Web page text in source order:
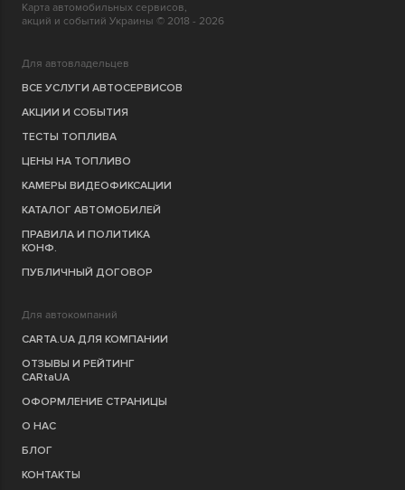
Карта автомобильных сервисов,
акций и событий Украины © 2018 - 2026
Для автовладельцев
ВСЕ УСЛУГИ АВТОСЕРВИСОВ
АКЦИИ И СОБЫТИЯ
ТЕСТЫ ТОПЛИВА
ЦЕНЫ НА ТОПЛИВО
КАМЕРЫ ВИДЕОФИКСАЦИИ
КАТАЛОГ АВТОМОБИЛЕЙ
ПРАВИЛА И ПОЛИТИКА
КОНФ.
ПУБЛИЧНЫЙ ДОГОВОР
Для автокомпаний
CARTA.UA ДЛЯ КОМПАНИИ
ОТЗЫВЫ И РЕЙТИНГ
CARtaUA
ОФОРМЛЕНИЕ СТРАНИЦЫ
О НАС
БЛОГ
КОНТАКТЫ